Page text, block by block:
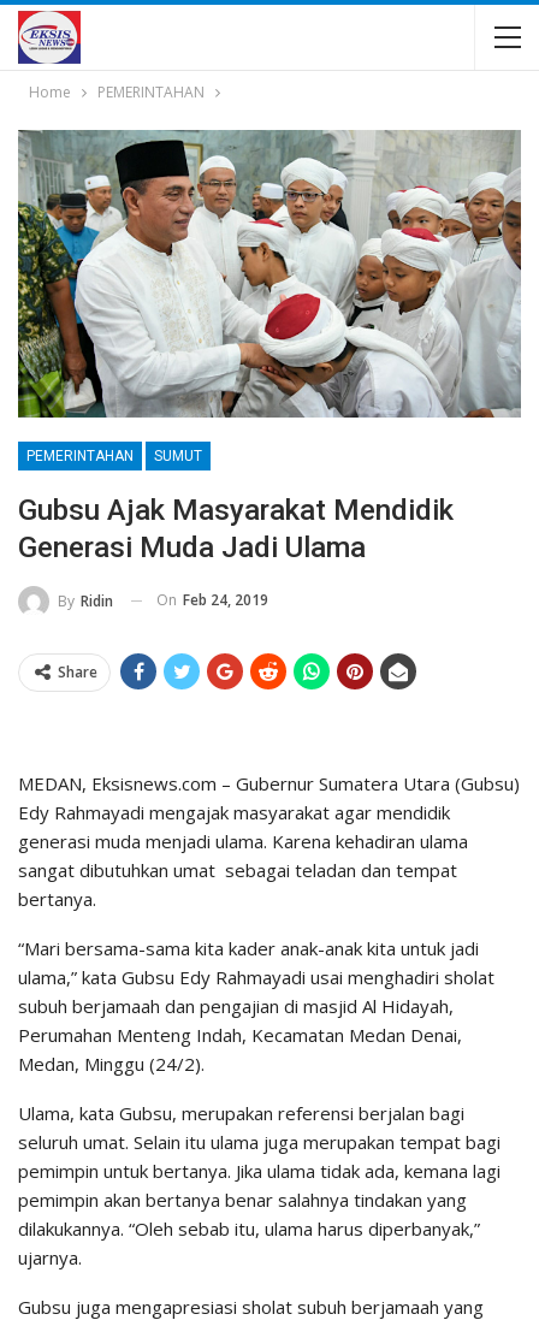
Home PEMERINTAHAN
PEMERINTAHAN SUMUT
Gubsu Ajak Masyarakat Mendidik
Generasi Muda Jadi Ulama
By Ridin On Feb 24, 2019
Share
MEDAN, Eksisnews.com – Gubernur Sumatera Utara (Gubsu)
Edy Rahmayadi mengajak masyarakat agar mendidik
generasi muda menjadi ulama. Karena kehadiran ulama
sangat dibutuhkan umat sebagai teladan dan tempat
bertanya.
“Mari bersama-sama kita kader anak-anak kita untuk jadi
ulama,” kata Gubsu Edy Rahmayadi usai menghadiri sholat
subuh berjamaah dan pengajian di masjid Al Hidayah,
Perumahan Menteng Indah, Kecamatan Medan Denai,
Medan, Minggu (24/2).
Ulama, kata Gubsu, merupakan referensi berjalan bagi
seluruh umat. Selain itu ulama juga merupakan tempat bagi
pemimpin untuk bertanya. Jika ulama tidak ada, kemana lagi
pemimpin akan bertanya benar salahnya tindakan yang
dilakukannya. “Oleh sebab itu, ulama harus diperbanyak,”
ujarnya.
Gubsu juga mengapresiasi sholat subuh berjamaah yang